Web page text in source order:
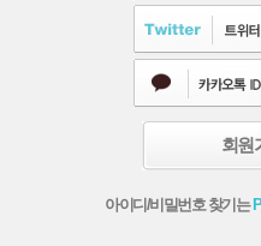
회원
아이디/비밀번호 찾기는